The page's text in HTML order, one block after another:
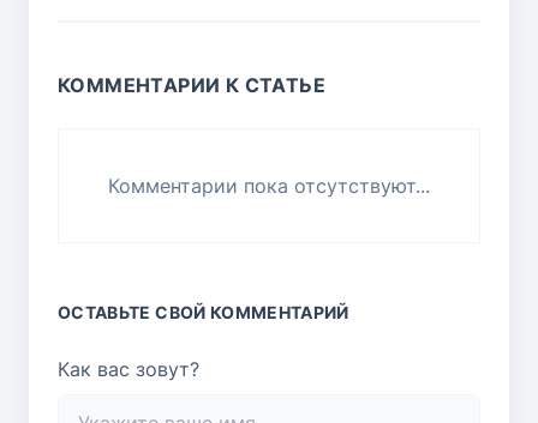
КОММЕНТАРИИ К СТАТЬЕ
Комментарии пока отсутствуют...
ОСТАВЬТЕ СВОЙ КОММЕНТАРИЙ
Как вас зовут?